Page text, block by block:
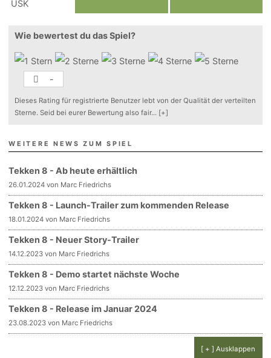
Wie bewertest du das Spiel?
-
Dieses Rating für registrierte Benutzer lebt von der Qualität der verteilten
Sterne. Seid bei eurer Bewertung also fair... [+]
WEITERE NEWS ZUM SPIEL
Tekken 8 - Ab heute erhältlich
26.01.2024 von Marc Friedrichs
Tekken 8 - Launch-Trailer zum kommenden Release
18.01.2024 von Marc Friedrichs
Tekken 8 - Neuer Story-Trailer
14.12.2023 von Marc Friedrichs
Tekken 8 - Demo startet nächste Woche
12.12.2023 von Marc Friedrichs
Tekken 8 - Release im Januar 2024
23.08.2023 von Marc Friedrichs
[ + ] Ausklappen